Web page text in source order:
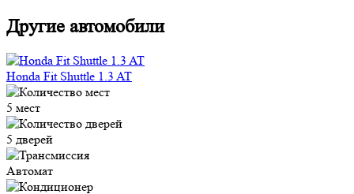
Другие автомобили
Honda Fit Shuttle 1.3 AT
5 мест
5 дверей
Автомат